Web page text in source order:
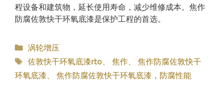
程设备和建筑物，延长使用寿命，减少维修成本。焦作
防腐佐敦快干环氧底漆是保护工程的首选。
分
类
涡轮增压
标
签
佐敦快干环氧底漆rto 焦作、 焦作防腐佐敦快干
环氧底漆
焦作防腐佐敦快干环氧底漆，防腐性能